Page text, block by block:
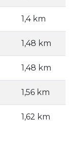
1,4 km
1,48 km
1,48 km
1,56 km
1,62 km